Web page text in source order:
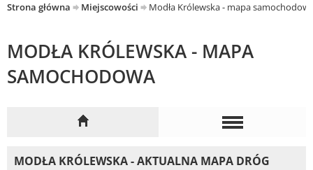
Strona główna Miejscowości Modła Królewska - mapa
MODŁA KRÓLEWSKA - MAPA
SAMOCHODOWA
MODŁA KRÓLEWSKA - AKTUALNA MAPA DRÓG